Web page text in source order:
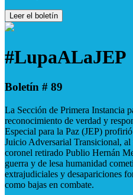
Leer el boletín
#LupaALaJEP
Boletín # 89
La Sección de Primera Instancia
reconocimiento de verdad y
Especial para la Paz (JEP)
Juicio Adversarial Transicional,
coronel retirado Publio Hernán
guerra y de lesa humanidad
extrajudiciales y desapariciones
como bajas en combate.